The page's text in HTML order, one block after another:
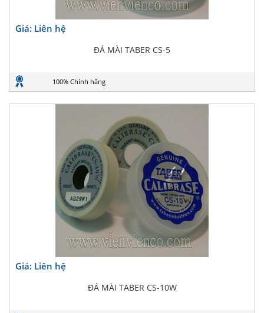
Giá: Liên hệ
ĐÁ MÀI TABER CS-5
100% Chính hãng
Giá: Liên hệ
ĐÁ MÀI TABER CS-10W